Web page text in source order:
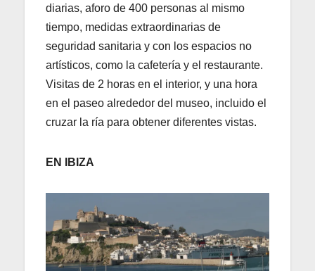
diarias, aforo de 400 personas al mismo
tiempo, medidas extraordinarias de
seguridad sanitaria y con los espacios no
artísticos, como la cafetería y el restaurante.
Visitas de 2 horas en el interior, y una hora
en el paseo alrededor del museo, incluido el
cruzar la ría para obtener diferentes vistas.
EN IBIZA